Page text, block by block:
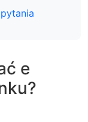
e